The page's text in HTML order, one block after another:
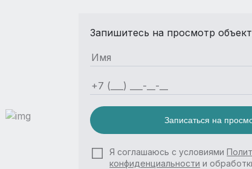
Запишитесь на просмотр
Записаться на
Я соглашаюсь с условиями
конфиденциальности и